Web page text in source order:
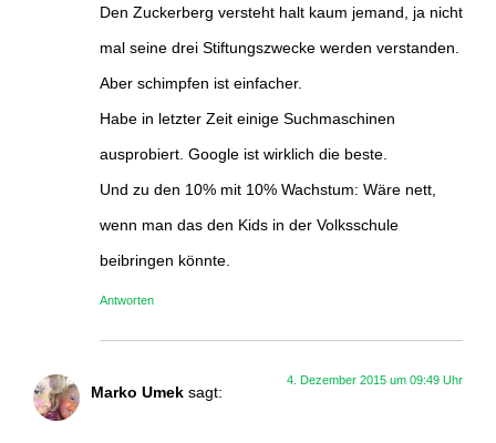
Den Zuckerberg versteht halt kaum jemand, ja nicht
mal seine drei Stiftungszwecke werden verstanden.
Aber schimpfen ist einfacher.
Habe in letzter Zeit einige Suchmaschinen
ausprobiert. Google ist wirklich die beste.
Und zu den 10% mit 10% Wachstum: Wäre nett,
wenn man das den Kids in der Volksschule
beibringen könnte.
Antworten
Marko Umek sagt:
4. Dezember 2015 um 09:49 Uhr